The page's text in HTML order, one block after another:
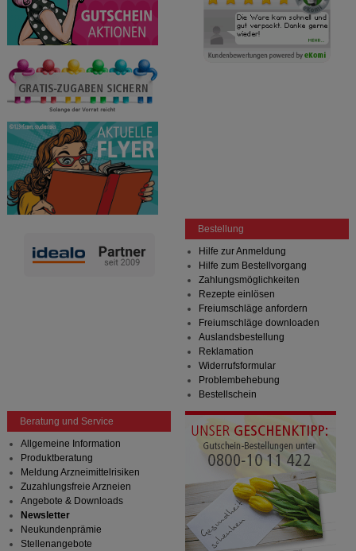
Bestellung
Hilfe zur Anmeldung
Hilfe zum Bestellvorgang
Zahlungsmöglichkeiten
Rezepte einlösen
Freiumschläge anfordern
Freiumschläge downloaden
Auslandsbestellung
Reklamation
Widerrufsformular
Problembehebung
Bestellschein
Beratung und Service
Allgemeine Information
Produktberatung
Meldung Arzneimittelrisiken
Zuzahlungsfreie Arzneien
Angebote & Downloads
Newsletter
Neukundenprämie
Stellenangebote